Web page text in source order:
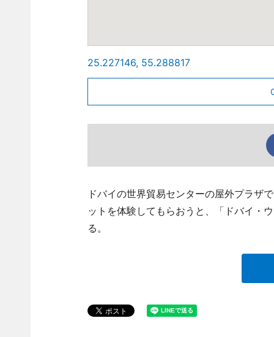
25.227146, 55.288817
ドバイの世界貿易センターの屋外プラザ
ットを体験してもらおうと、「ドバイ・
る。